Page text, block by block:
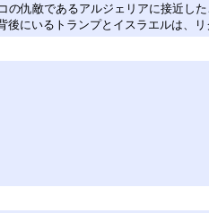
の仇敵であるアルジェリアに接近
にいるトランプとイスラエルは、